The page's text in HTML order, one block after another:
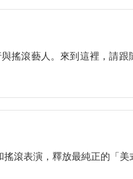
搖滾藝人。來到這裡，請
滾表演，釋放最純正的「美